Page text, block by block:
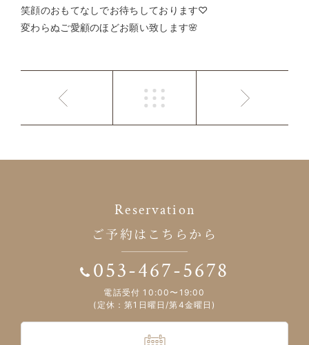
笑顔のおもてなしでお待ちしております♡
変わらぬご愛顧のほどお願い致します🌸
Reservation
ご予約はこちらから
053-467-5678
電話受付 10:00〜19:00
(定休：第1日曜日/第4金曜日)